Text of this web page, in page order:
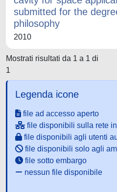
submitted for the
philosophy
2010
Mostrati risultati da 1 a 1 di
1
Legenda icone
file ad accesso aperto
file disponibili sulla rete
file disponibili agli utenti
file disponibili solo agli
file sotto embargo
nessun file disponibile